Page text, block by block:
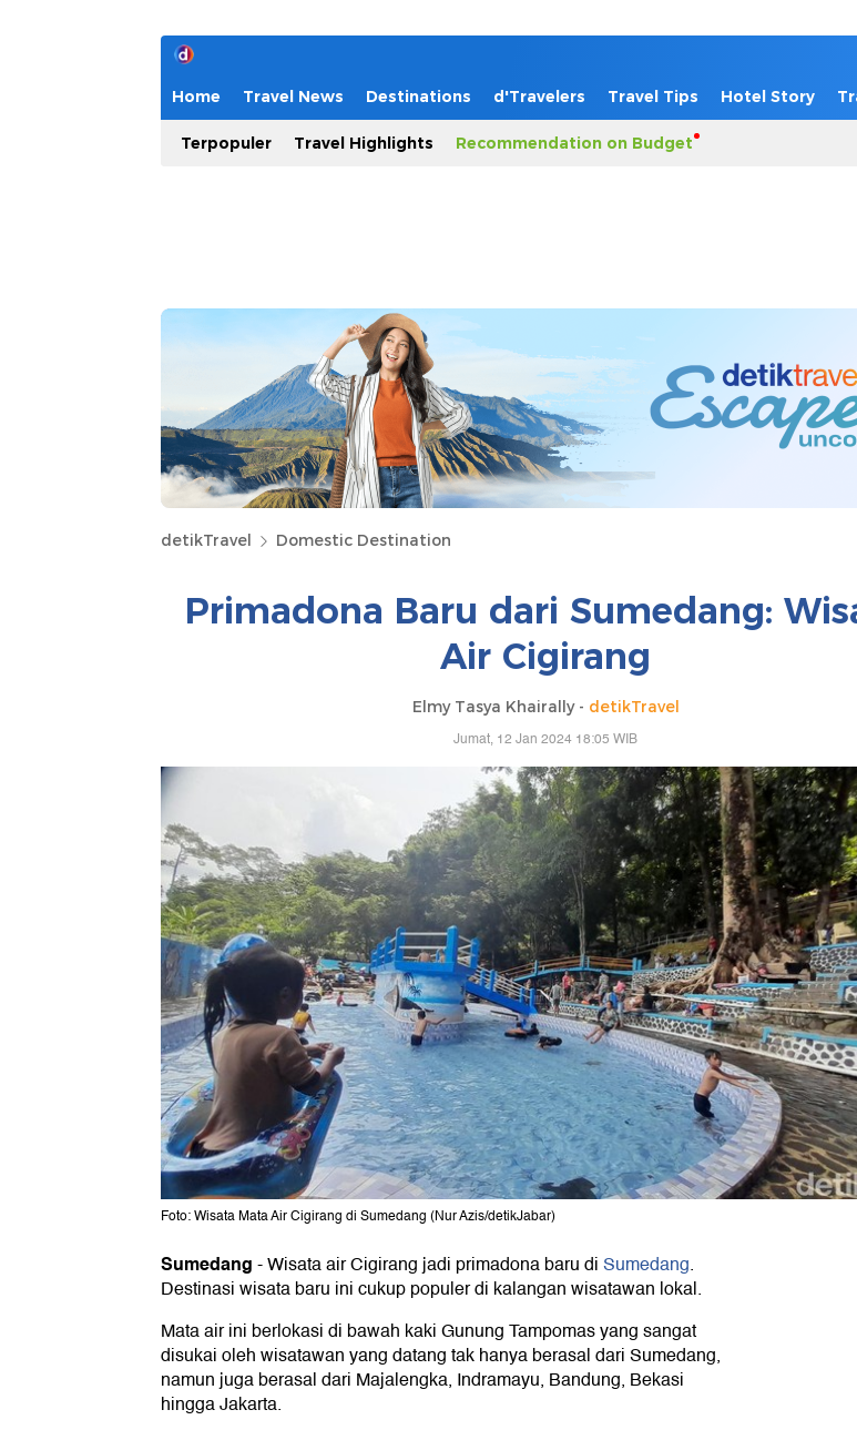
Home Travel News Destinations d'Travelers Travel Tips Hotel Story
Terpopuler Travel Highlights Recommendation on Budget
detikTravel Domestic Destination
Primadona Baru dari Sumedang:
Air Cigirang
Elmy Tasya Khairally - detikTravel
Jumat, 12 Jan 2024 18:05 WIB
Foto: Wisata Mata Air Cigirang di Sumedang (Nur Azis/detikJabar)
Sumedang-Wisata air Cigirang jadi primadona baru diSumedang.
Destinasi wisata baru ini cukup populer di kalangan wisatawan lokal.
Mata air ini berlokasi di bawah kaki Gunung Tampomas yang sangat
disukai oleh wisatawan yang datang tak hanya berasal dari Sumedang,
namun juga berasal dari Majalengka, Indramayu, Bandung, Bekasi
hingga Jakarta.